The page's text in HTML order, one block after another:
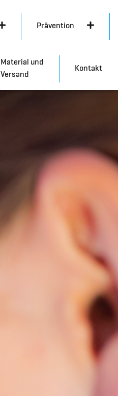
Prävention
Material und
Versand
Kontakt